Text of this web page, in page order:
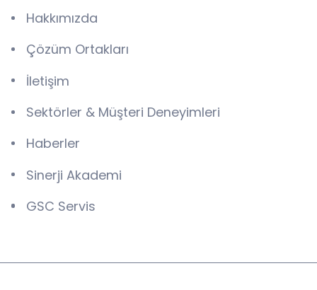
Hakkımızda
Çözüm Ortakları
İletişim
Sektörler & Müşteri Deneyimleri
Haberler
Sinerji Akademi
GSC Servis